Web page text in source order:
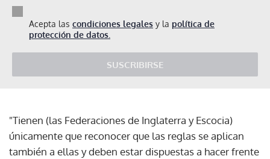
Acepta las condiciones legales y la política de
protección de datos.
SUSCRIBIRSE
"Tienen (las Federaciones de Inglaterra y Escocia)
únicamente que reconocer que las reglas se aplican
también a ellas y deben estar dispuestas a hacer frente